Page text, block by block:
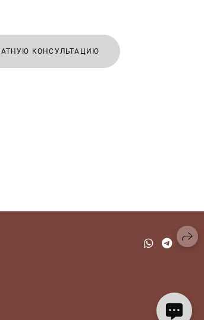
КОНСУЛЬТАЦИЮ